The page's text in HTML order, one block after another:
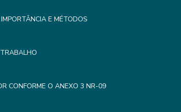
E MÉTODOS
CONFORME O ANEXO 3 NR-09